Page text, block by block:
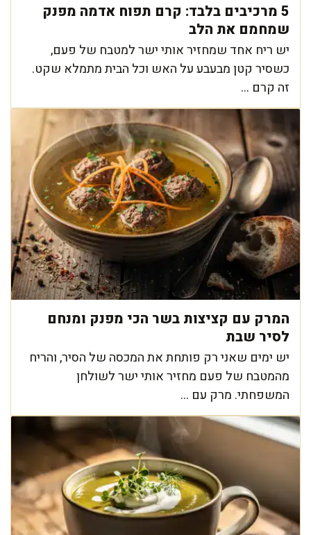
5 מרכיבים בלבד: קרם תפוח אדמה מפנק
שמחמם את הלב
יש ריח אחד שמחזיר אותי ישר למטבח של פעם,
כשסיר קטן מבעבע על האש וכל הבית מתמלא שקט.
זה קרם ...
המרק עם קציצות בשר הכי מפנק ומנחם
לסיר שבת
יש ימים שאני רק פותחת את המכסה של הסיר, והריח
מהמטבח של פעם מחזיר אותי ישר לשולחן
המשפחתי. מרק עם ...